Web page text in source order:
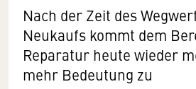
Nach der Zeit des
Neukaufs kommt dem
Reparatur heute wieder
mehr Bedeutung zu